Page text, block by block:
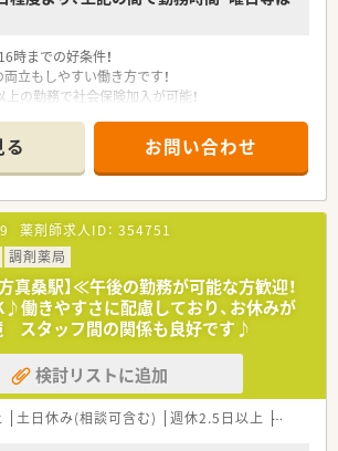
時までの好条件！
立もしやすい働き方です！
の勤務で社会保険加入が可能！
も安心してご勤務いただけます。
日は相談可能！
、ご相談ください♪
共に非常に綺麗な環境でお仕事できます！
ご興味おありの方、専門知識を深めたい方、歓迎
お問い合わせ
薬剤師求人ID： 354751
調剤薬局
真桑駅】≪午後の勤務が可能な方歓迎！
働きやすさに配慮しており、お休みが
スタッフ間の関係も良好です♪
検討リストに追加
土日休み(相談可含む) 週休2.5日以上 新卒可